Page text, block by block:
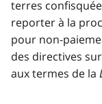
terres
reporter à la
pour non-
des directives
aux termes de la